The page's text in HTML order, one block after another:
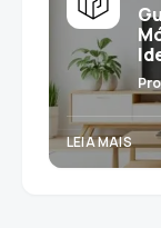
LEIA MAIS